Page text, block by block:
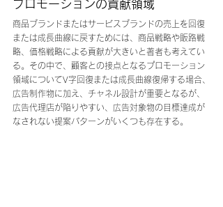
プロモーションの貢献領域
商品ブランドまたはサービスブランドの売上を回復
または成長曲線に戻すためには、商品戦略や販路戦
略、価格戦略による貢献が大きいと著者も考えてい
る。その中で、顧客との接点となるプロモーション
領域についてV字回復または成長曲線復帰する場合、
広告制作物に加え、チャネル設計が重要となるが、
広告代理店が陥りやすい、広告対象物の目標達成が
なされない提案パターンがいくつも存在する。